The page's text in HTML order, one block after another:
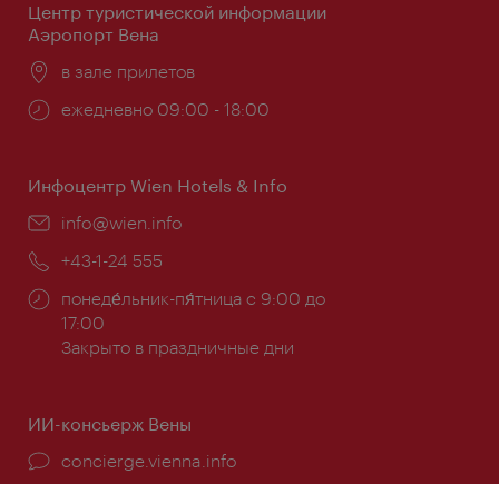
Центр туристической информации
Аэропорт Вена
Расположение:
в зале прилетов
Часы
ежедневно 09:00 - 18:00
Инфоцентр Wien Hotels & Info
Эл.
info@wien.info
Телефон:
+43-1-24 555
Часы
работы:
понеде́льник-пя́тница с 9:00 до
17:00
Закрыто в праздничные дни
ИИ-консьерж Вены
concierge.vienna.info